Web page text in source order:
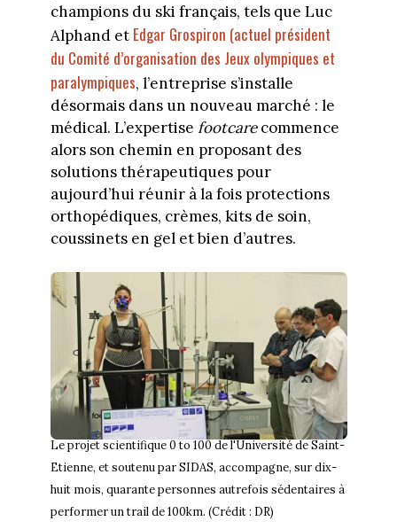
champions du ski français, tels que Luc
Alphand et Edgar Grospiron (actuel président
du Comité d’organisation des Jeux olympiques et
paralympiques, l’entreprise s’installe
désormais dans un nouveau marché : le
médical. L’expertise footcarecommence
alors son chemin en proposant des
solutions thérapeutiques pour
aujourd’hui réunir à la fois protections
orthopédiques, crèmes, kits de soin,
coussinets en gel et bien d’autres.
Le projet scientifique 0 to 100 de l'Université de Saint-
Etienne, et soutenu par SIDAS, accompagne, sur dix-
huit mois, quarante personnes autrefois sédentaires à
performer un trail de 100km. (Crédit : DR)